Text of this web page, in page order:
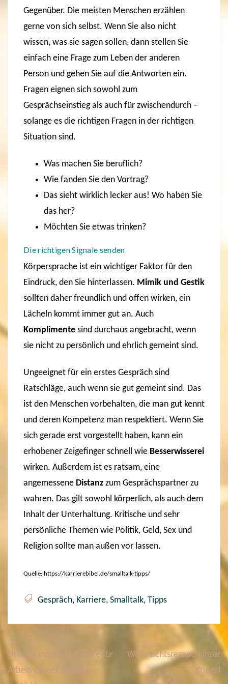
Gegenüber. Die meisten Menschen erzählen
gerne von sich selbst. Wenn Sie also nicht
wissen, was sie sagen sollen, dann stellen Sie
einfach eine Frage zum Leben der anderen
Person und gehen Sie auf die Antworten ein.
Fragen eignen sich sowohl zum
Gesprächseinstieg als auch für zwischendurch –
solange es die richtigen Fragen in der richtigen
Situation sind.
Was machen Sie beruflich?
Wie fanden Sie den Vortrag?
Das sieht wirklich lecker aus! Wo haben Sie
das her?
Möchten Sie etwas trinken?
Die richtigen Signale senden
Körpersprache ist ein wichtiger Faktor für den
Eindruck, den Sie hinterlassen. Mimik und Gestik
sollten daher freundlich und offen wirken, ein
Lächeln kommt immer gut an. Auch
Komplimente sind durchaus angebracht, wenn
sie nicht zu persönlich und ehrlich gemeint sind.
Ungeeignet für ein erstes Gespräch sind
Ratschläge, auch wenn sie gut gemeint sind. Das
ist den Menschen vorbehalten, die man gut kennt
und deren Kompetenz man respektiert. Wenn Sie
sich gerade erst vorgestellt haben, kann ein
erhobener Zeigefinger schnell wie Besserwisserei
wirken. Außerdem ist es ratsam, eine
angemessene Distanz zum Gesprächspartner zu
wahren. Das gilt sowohl körperlich, als auch dem
Inhalt der Unterhaltung. Kritische und sehr
persönliche Themen wie Politik, Geld, Sex und
Religion sollte man außen vor lassen.
Quelle: https://karrierebibel.de/smalltalk-tipps/
Gespräch, Karriere, Smalltalk, Tipps
e
Urlaubsanspruch: Rechte für
Arbeitnehmer werden
Weihnachtsrezept: Linzer
Kringel